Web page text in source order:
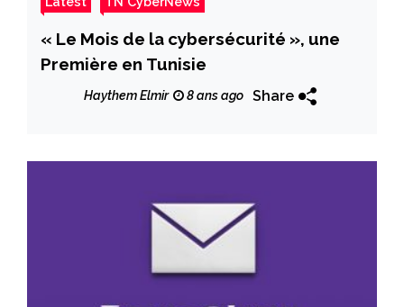
« Le Mois de la cybersécurité », une
Première en Tunisie
Haythem Elmir 8 ans ago Share